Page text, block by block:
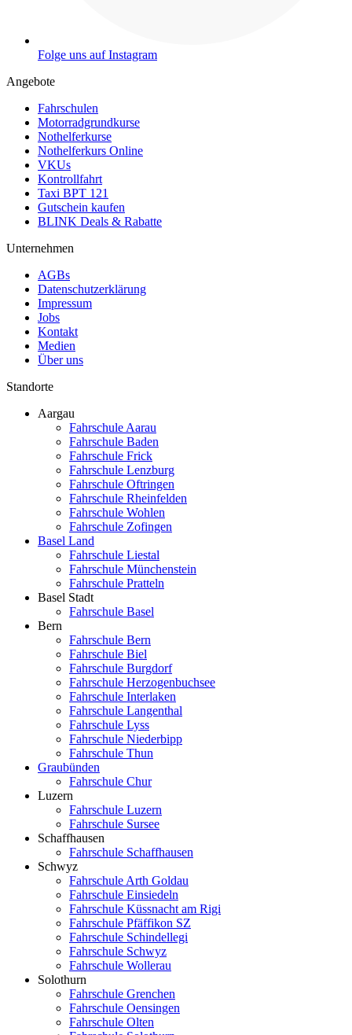
Folge uns auf Instagram
Angebote
Fahrschulen
Motorradgrundkurse
Nothelferkurse
Nothelferkurs Online
VKUs
Kontrollfahrt
Taxi BPT 121
Gutschein kaufen
BLINK Deals & Rabatte
Unternehmen
AGBs
Datenschutzerklärung
Impressum
Jobs
Kontakt
Medien
Über uns
Standorte
Aargau
Fahrschule Aarau
Fahrschule Baden
Fahrschule Frick
Fahrschule Lenzburg
Fahrschule Oftringen
Fahrschule Rheinfelden
Fahrschule Wohlen
Fahrschule Zofingen
Basel Land
Fahrschule Liestal
Fahrschule Münchenstein
Fahrschule Pratteln
Basel Stadt
Fahrschule Basel
Bern
Fahrschule Bern
Fahrschule Biel
Fahrschule Burgdorf
Fahrschule Herzogenbuchsee
Fahrschule Interlaken
Fahrschule Langenthal
Fahrschule Lyss
Fahrschule Niederbipp
Fahrschule Thun
Graubünden
Fahrschule Chur
Luzern
Fahrschule Luzern
Fahrschule Sursee
Schaffhausen
Fahrschule Schaffhausen
Schwyz
Fahrschule Arth Goldau
Fahrschule Einsiedeln
Fahrschule Küssnacht am Rigi
Fahrschule Pfäffikon SZ
Fahrschule Schindellegi
Fahrschule Schwyz
Fahrschule Wollerau
Solothurn
Fahrschule Grenchen
Fahrschule Oensingen
Fahrschule Olten